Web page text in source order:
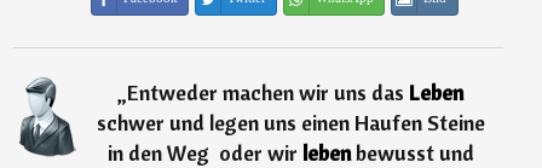
„Entweder machen wir uns das Leben
schwer und legen uns einen Haufen Steine
in den Weg  oder wir lebenbewusst und